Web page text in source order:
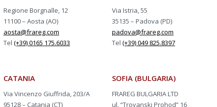
Regione Borgnalle, 12
11100 – Aosta (AO)
aosta@frareg.com
Tel (+39) 0165 175.6033
Via Istria, 55
35135 – Padova (PD)
padova@frareg.com
Tel (+39) 049 825.8397
CATANIA
Via Vincenzo Giuffrida, 203/A
95128 – Catania (CT)
SOFIA (BULGARIA)
FRAREG BULGARIA LTD
ul. “Troyanski Prohod” 16